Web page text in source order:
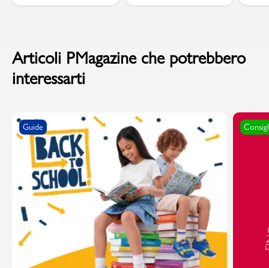
Articoli PMagazine che potrebbero
interessarti
Guide